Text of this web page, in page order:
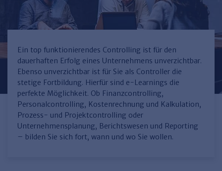
Finden Sie Ihr Thema
Arbeitsrecht
Führung
Personalmanagement und
Organisation
Personalentwicklung und
Talentmanagement
Persönlichkeitsentwicklung
Finden Sie Ihr Thema
Rechnungswesen
Entgeltabrechnung
Steuerkanzlei und Gebühren
Software und Tools
Recht & Compliance
Finden Sie Ihr Thema
Familien- und Erbrecht
Miet- und WE-Recht
Rechtsanwaltskanzlei und Gebühren
Verkehrsrecht
Zurück
Immobilien
Finden Sie Ihr Thema
Miet- und Bestandsverwaltung
WEG-Verwaltung
Wohnungswirtschaft
Zurück
Öffentlicher Dienst
Finden Sie Ihr Thema
TV-L
TVöD
Zurück
Arbeitsschutz & BGM
Finden Sie Ihr Thema
Zurück
Ein top funktionierendes Controlling ist für den
dauerhaften Erfolg eines Unternehmens unverzichtbar.
Ebenso unverzichtbar ist für Sie als Controller die
stetige Fortbildung. Hierfür sind e-Learnings die
perfekte Möglichkeit. Ob Finanzcontrolling,
Personalcontrolling, Kostenrechnung und Kalkulation,
Prozess- und Projektcontrolling oder
Unternehmensplanung, Berichtswesen und Reporting
– bilden Sie sich fort, wann und wo Sie wollen.